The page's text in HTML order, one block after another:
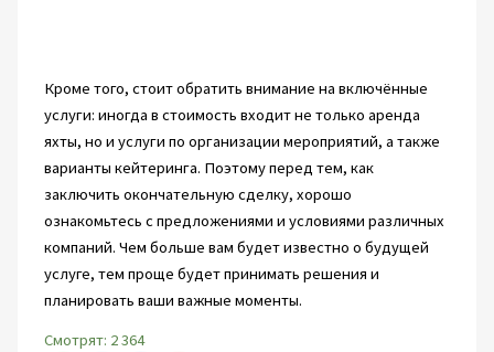
Кроме того, стоит обратить внимание на включённые
услуги: иногда в стоимость входит не только аренда
яхты, но и услуги по организации мероприятий, а также
варианты кейтеринга. Поэтому перед тем, как
заключить окончательную сделку, хорошо
ознакомьтесь с предложениями и условиями различных
компаний. Чем больше вам будет известно о будущей
услуге, тем проще будет принимать решения и
планировать ваши важные моменты.
Смотрят: 2 364